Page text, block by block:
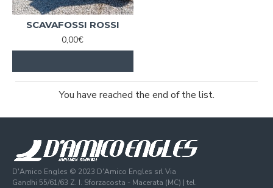
SCAVAFOSSI ROSSI
0,00€
You have reached the end of the list.
D'Amico Engles © 2023 D'Amico Engles srl Via
Gandhi 55/61/63 Z. I. Sforzacosta - Macerata (MC) | tel.